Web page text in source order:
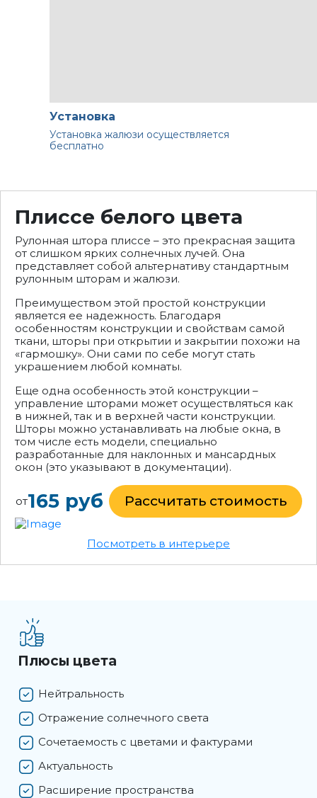
Установка
Установка жалюзи осуществляется
бесплатно
Плиссе белого цвета
Рулонная штора плиссе – это прекрасная защита
от слишком ярких солнечных лучей. Она
представляет собой альтернативу стандартным
рулонным шторам и жалюзи.
Преимуществом этой простой конструкции
является ее надежность. Благодаря
особенностям конструкции и свойствам самой
ткани, шторы при открытии и закрытии похожи на
«гармошку». Они сами по себе могут стать
украшением любой комнаты.
Еще одна особенность этой конструкции –
управление шторами может осуществляться как
в нижней, так и в верхней части конструкции.
Шторы можно устанавливать на любые окна, в
том числе есть модели, специально
разработанные для наклонных и мансардных
окон (это указывают в документации).
от165 руб Рассчитать стоимость
Посмотреть в интерьере
Плюсы цвета
Нейтральность
Отражение солнечного света
Сочетаемость с цветами и фактурами
Актуальность
Расширение пространства